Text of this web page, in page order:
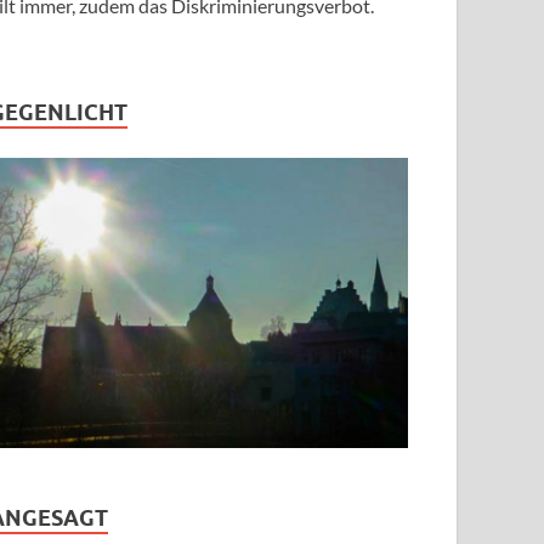
immer, zudem das Diskriminierungsverbot.